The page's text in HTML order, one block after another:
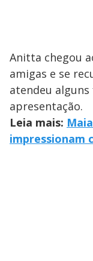
Anitta chegou
amigas e se
atendeu
apresentação.
Leia mais:
impressionam